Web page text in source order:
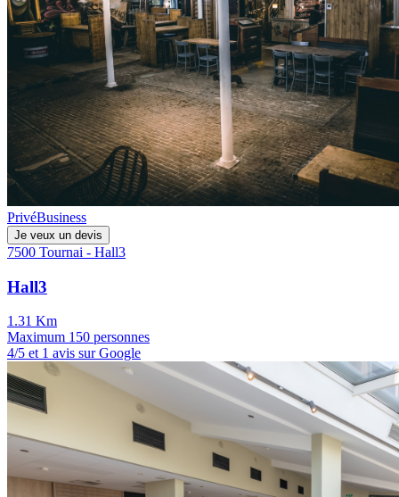
PrivéBusiness
Je veux un devis
7500 Tournai - Hall3
Hall3
1.31 Km
Maximum 150 personnes
4/5 et 1 avis sur Google